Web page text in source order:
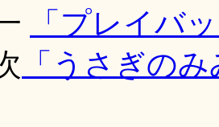
「プレイバ
「うさぎの